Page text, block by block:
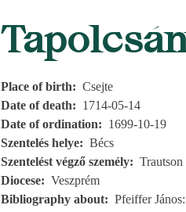
Place of birth
Csejte
Date of death
1714-05-14
Date of ordination
1699-10-19
Szentelés helye
Bécs
Szentelést végző személy
Diocese
Veszprém
Bibliography about
Pfeiffer